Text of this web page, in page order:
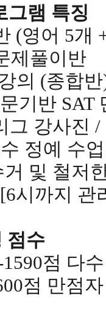
램 특징
(영어 5개
제풀이반
의 (종합
기반 SAT
그 강사진
정예 수업
및 철저
시까지 관
점수
1590점 다
점 만점